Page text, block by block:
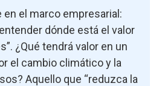
el marco empresarial:
dónde está el valor
¿Qué tendrá valor en un
el cambio climático y la
Aquello que “reduzca la